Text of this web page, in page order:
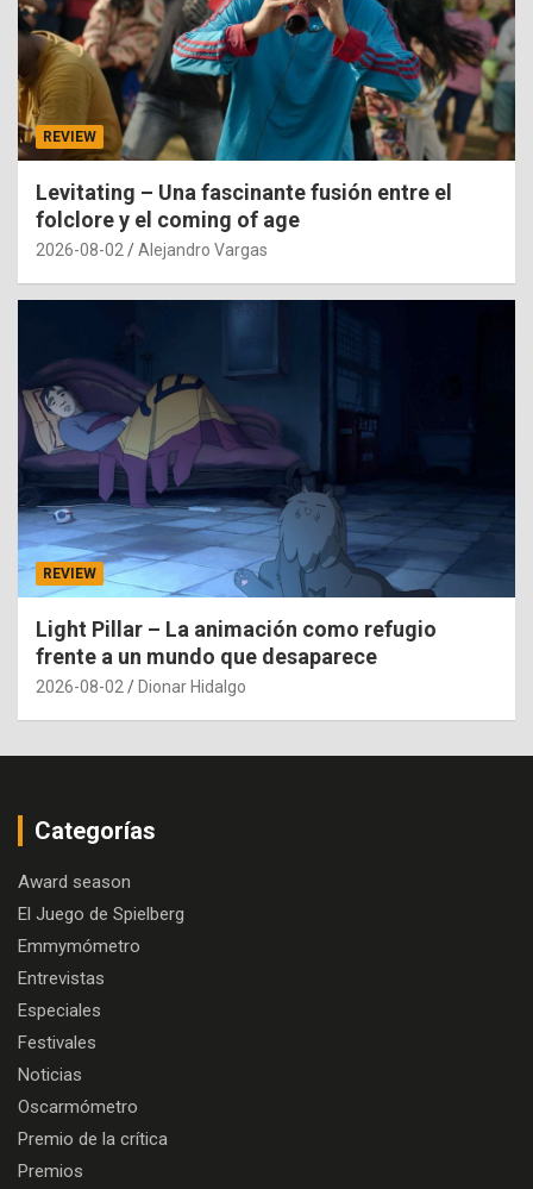
REVIEW
Levitating – Una fascinante fusión entre el
folclore y el coming of age
2026-08-02 Alejandro Vargas
REVIEW
Light Pillar – La animación como refugio
frente a un mundo que desaparece
2026-08-02 Dionar Hidalgo
Categorías
Award season
El Juego de Spielberg
Emmymómetro
Entrevistas
Especiales
Festivales
Noticias
Oscarmómetro
Premio de la crítica
Premios